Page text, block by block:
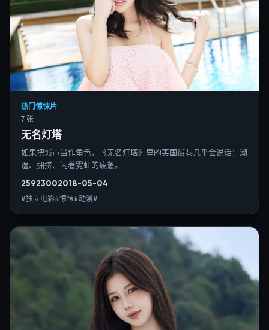
热门惊悚片
7 张
无名灯塔
如果把城市当作角色，《无名灯塔》里的英国街巷几乎会说话：潮
湿、拥挤、闪着霓虹的疲惫。
25923002018-05-04
#独立电影#惊悚#动漫#